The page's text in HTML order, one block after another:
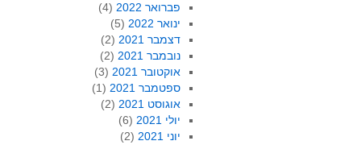
פברואר 2022
(4)
ינואר 2022
(5)
דצמבר 2021
(2)
נובמבר 2021
(2)
אוקטובר 2021
(3)
ספטמבר 2021
(1)
אוגוסט 2021
(2)
יולי 2021
(6)
יוני 2021
(2)